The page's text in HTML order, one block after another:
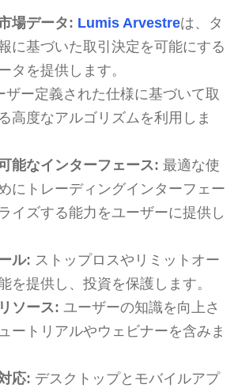
場データ: Lumis Arvestreは、タ
に基づいた取引決定を可能にする
タを提供します。
ザー定義された仕様に基づいて取
高度なアルゴリズムを利用しま
能なインターフェース: 最適な使
にトレーディングインターフェー
イズする能力をユーザーに提供し
ル: ストップロスやリミットオー
を提供し、投資を保護します。
ソース: ユーザーの知識を向上さ
ートリアルやウェビナーを含みま
応: デスクトップとモバイルアプ